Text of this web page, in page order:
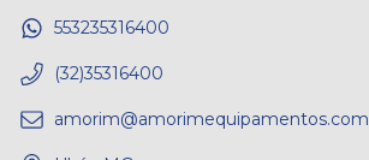
553235316400
(32)35316400
amorim@amorimequipamentos.com